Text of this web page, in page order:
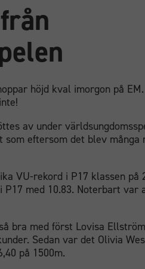
höjd kval imorgon på
av under
eftersom det blev många
VU-rekord i P17 klassen på
med 10.83. Noterbart var
bra med först Lovisa
Sedan var det Olivia
på 1500m.